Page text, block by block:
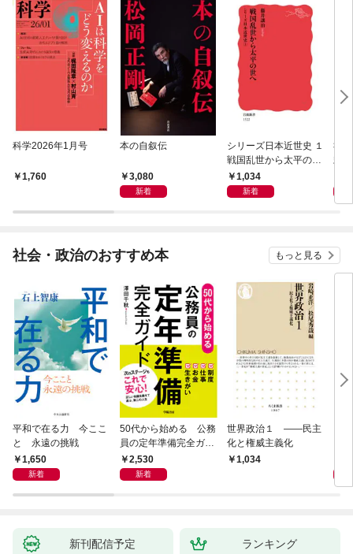
科学2026年1月号
1,760
本の自叙伝
3,080
新着
シリーズ日本近世史 １
戦国乱世から太平の世
へ1,034
新着
社
頼
社会・政治のおすすめ本 もっと見る
平和で在る力 今ここ
と 永遠の挑戦
1,650
新着
50代から始める 公務
員の定年準備完全ガイ
ド2,530
新着
世界政治１ ――民主
化と権威主義化
1,034
新刊配信予定 ランキング